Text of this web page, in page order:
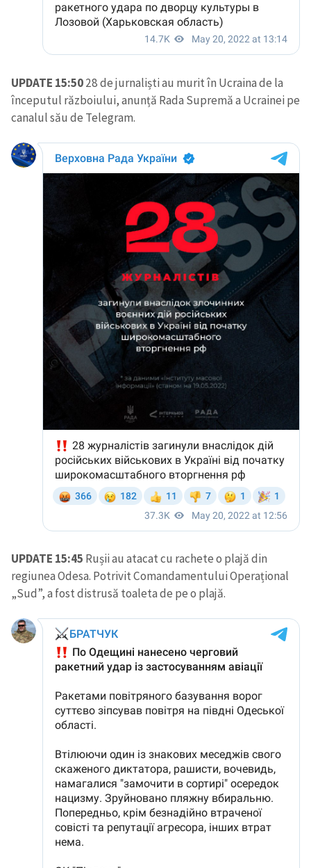
UPDATE 15:5028 de jurnaliști au murit în Ucraina de la
începutul războiului, anunță Rada Supremă a Ucrainei pe
canalul său de Telegram.
UPDATE 15:45 Rușii au atacat cu rachete o plajă din
regiunea Odesa. Potrivit Comandamentului Operațional
„Sud”, a fost distrusă toaleta de pe o plajă.